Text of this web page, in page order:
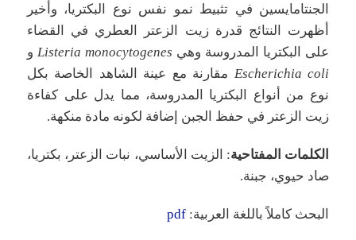
الجنتامايسين في تثبيط نمو نفس نوع البكتريا، وأخير
أظهرت النتائج قدرة زيت الزعتر العطري في القضاء
على البكتريا المدروسة وهي Listeria monocytogenesو
Escherichia coli مقارنة مع عينة الشاهد الخاصة بكل
نوع من أنواع البكتريا المدروسة، مما يدل على كفاءة
زيت الزعتر في حفظ الجبن إضافة لكونه مادة منكهة.
الكلمات المفتاحية: الزيت الأساسي، نبات الزعتر، بكتريا،
صاد حيوي، جبنة.
البحث كاملاً باللغة العربية:pdf